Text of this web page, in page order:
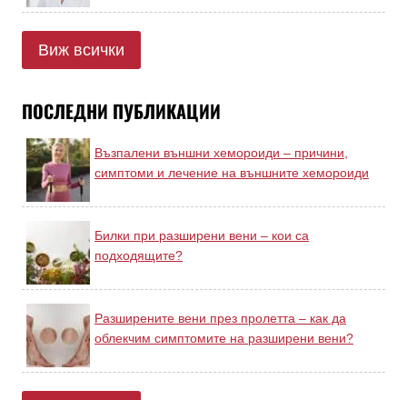
Виж всички
ПОСЛЕДНИ ПУБЛИКАЦИИ
Възпалени външни хемороиди – причини,
симптоми и лечение на външните хемороиди
Билки при разширени вени – кои са
подходящите?
Разширените вени през пролетта – как да
облекчим симптомите на разширени вени?